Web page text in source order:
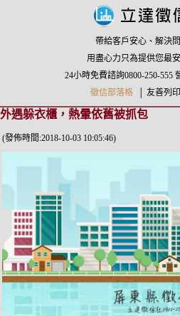
帶給客戶安心、解決
用盡心力只為提供您最
24小時免費諮詢0800-250-555
徵信部落格
友善列印
外遇躲衣櫃，熱暈依舊被抓包
(發佈時間:2018-10-03 10:05:46)